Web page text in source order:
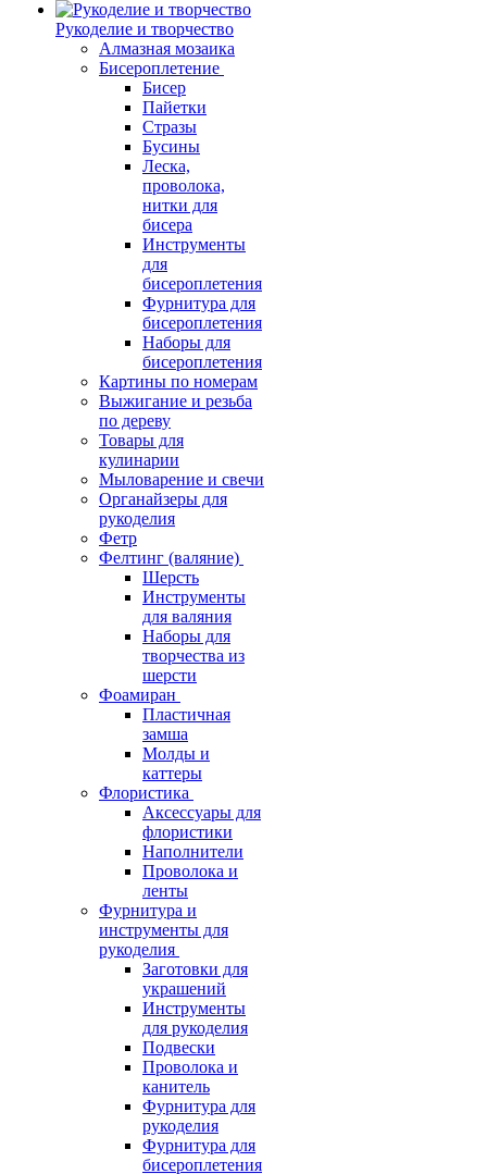
Рукоделие и творчество
Алмазная мозаика
Бисероплетение
Бисер
Пайетки
Стразы
Бусины
Леска,
проволока,
нитки для
бисера
Инструменты
для
бисероплетения
Фурнитура для
бисероплетения
Наборы для
бисероплетения
Картины по номерам
Выжигание и резьба
по дереву
Товары для
кулинарии
Мыловарение и свечи
Органайзеры для
рукоделия
Фетр
Фелтинг (валяние)
Шерсть
Инструменты
для валяния
Наборы для
творчества из
шерсти
Фоамиран
Пластичная
замша
Молды и
каттеры
Флористика
Аксессуары для
флористики
Наполнители
Проволока и
ленты
Фурнитура и
инструменты для
рукоделия
Заготовки для
украшений
Инструменты
для рукоделия
Подвески
Проволока и
канитель
Фурнитура для
рукоделия
Фурнитура для
бисероплетения